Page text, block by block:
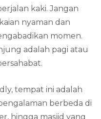
kaki. Jangan
nyaman dan
momen.
adalah pagi atau
tempat ini adalah
berbeda di
hingga masjid yang